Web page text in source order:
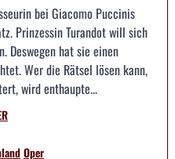
bei Giacomo Puccinis
Prinzessin Turandot will sich
Deswegen hat sie einen
Wer die Rätsel lösen kann,
wird enthaupte...
Oper